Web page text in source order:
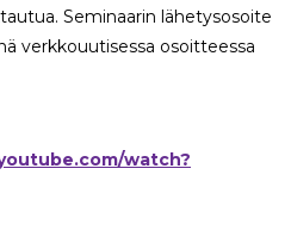
Seminaarin lähetysosoite
verkkouutisessa osoitteessa
watch?